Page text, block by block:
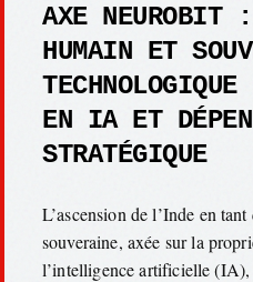
AXE NEUROBIT
HUMAIN ET
EN IA ET
STRATÉGIQUE
L’ascension de l’Inde en
souveraine, axée sur la
l’intelligence artificielle (IA),